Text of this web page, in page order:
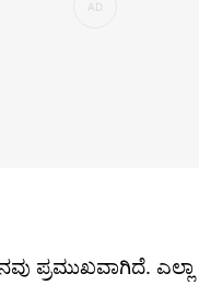
ಪ್ರಮುಖವಾಗಿದೆ. ಎಲ್ಲಾ